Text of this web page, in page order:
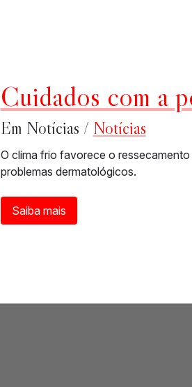
Cuidados com a
Em Notícias / Notícias
O clima frio favorece o
problemas dermatológicos.
Saiba mais